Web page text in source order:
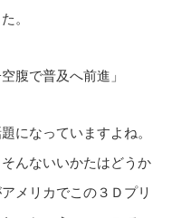
。
腹で普及へ前進」
になっていますよね。
んないいかたはどうか
メリカでこの３Ｄプリ